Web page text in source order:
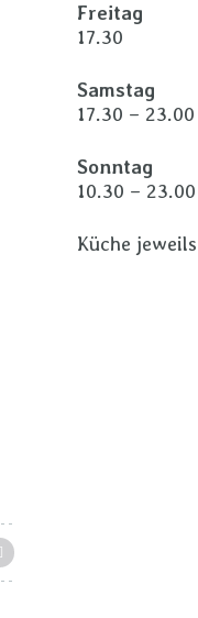
Freitag
17.30
Samstag
17.30 – 23.00
Sonntag
10.30 –
Küche